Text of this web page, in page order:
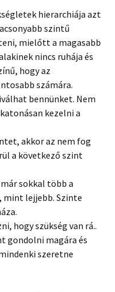
hierarchiája azt
szintű
mielőtt a magasabb
nincs ruhája és
hogy az
számára.
bennünket. Nem
kezelni a
akkor az nem fog
a következő szint
sokkal több a
mint lejjebb. Szinte
hogy szükség van rá..
gondolni magára és
szeretne